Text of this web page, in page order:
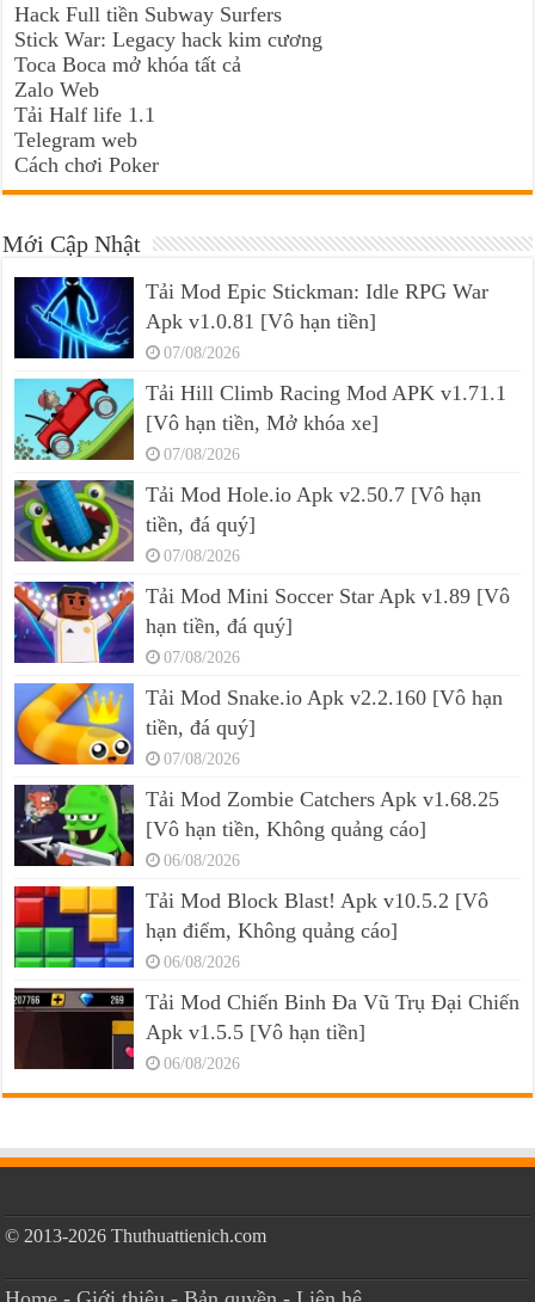
Hack Full tiền Subway Surfers
Stick War: Legacy hack kim cương
Toca Boca mở khóa tất cả
Zalo Web
Tải Half life 1.1
Telegram web
Cách chơi Poker
Mới Cập Nhật
Tải Mod Epic Stickman: Idle RPG War
Apk v1.0.81 [Vô hạn tiền]
07/08/2026
Tải Hill Climb Racing Mod APK v1.71.1
[Vô hạn tiền, Mở khóa xe]
07/08/2026
Tải Mod Hole.io Apk v2.50.7 [Vô hạn
tiền, đá quý]
07/08/2026
Tải Mod Mini Soccer Star Apk v1.89 [Vô
hạn tiền, đá quý]
07/08/2026
Tải Mod Snake.io Apk v2.2.160 [Vô hạn
tiền, đá quý]
07/08/2026
Tải Mod Zombie Catchers Apk v1.68.25
[Vô hạn tiền, Không quảng cáo]
06/08/2026
Tải Mod Block Blast! Apk v10.5.2 [Vô
hạn điểm, Không quảng cáo]
06/08/2026
Tải Mod Chiến Binh Đa Vũ Trụ Đại Chiến
Apk v1.5.5 [Vô hạn tiền]
06/08/2026
© 2013-2026 Thuthuattienich.com